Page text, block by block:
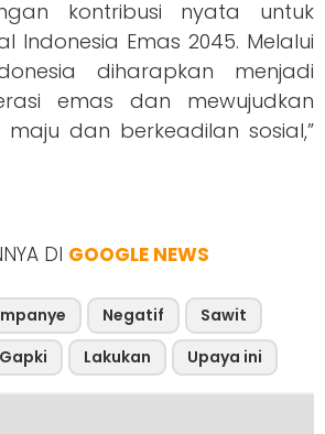
kontribusi nyata untuk
Indonesia Emas 2045. Melalui
diharapkan menjadi
emas dan mewujudkan
dan berkeadilan sosial,”
DI GOOGLE NEWS
Negatif
Sawit
Gapki Lakukan Upaya ini